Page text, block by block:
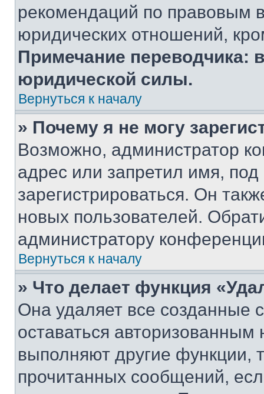
рекомендаций по правовым
юридических отношений,
Примечание переводчика:
юридической силы.
Вернуться к началу
» Почему я не могу
Возможно, администратор
адрес или запретил имя,
зарегистрироваться. Он
новых пользователей.
администратору
Вернуться к началу
» Что делает функция
Она удаляет все созданные
оставаться
выполняют другие функции,
прочитанных сообщений,